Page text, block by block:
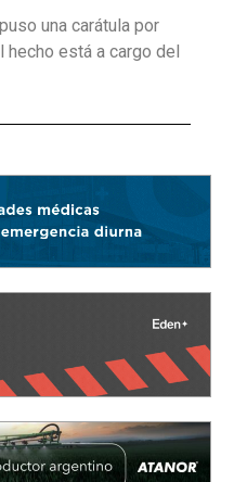
una carátula por
hecho está a cargo del